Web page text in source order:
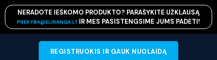
NERADOTE IEŠKOMO PRODUKTO? PARAŠYKITE UŽKLAUSĄ
PREKYBA@ELIRANGA.LT IR MES PASISTENGSIME JUMS PADĖTI!
REGISTRUOKIS IR GAUK NUOLAIDĄ